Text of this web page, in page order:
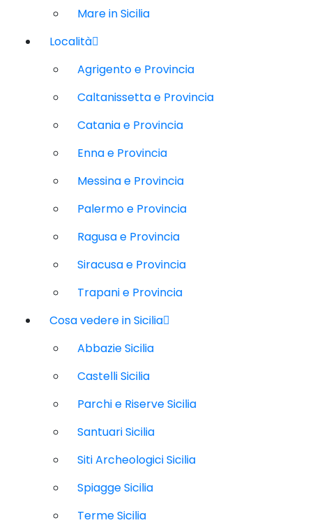
Mare in Sicilia
Località
Agrigento e Provincia
Caltanissetta e Provincia
Catania e Provincia
Enna e Provincia
Messina e Provincia
Palermo e Provincia
Ragusa e Provincia
Siracusa e Provincia
Trapani e Provincia
Cosa vedere in Sicilia
Abbazie Sicilia
Castelli Sicilia
Parchi e Riserve Sicilia
Santuari Sicilia
Siti Archeologici Sicilia
Spiagge Sicilia
Terme Sicilia